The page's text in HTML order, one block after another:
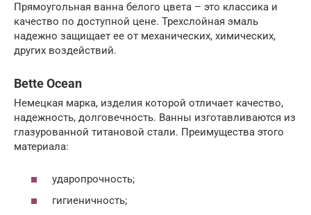
Прямоугольная ванна белого цвета – это классика и
качество по доступной цене. Трехслойная эмаль
надежно защищает ее от механических, химических,
других воздействий.
Bette Ocean
Немецкая марка, изделия которой отличает качество,
надежность, долговечность. Ванны изготавливаются из
глазурованной титановой стали. Преимущества этого
материала:
ударопрочность;
гигиеничность;